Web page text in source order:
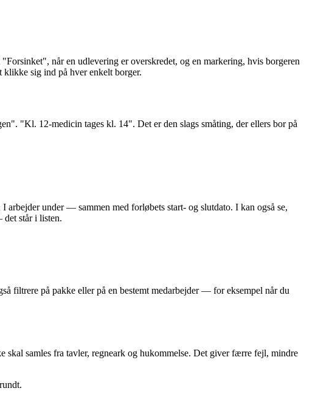
når en udlevering er overskredet, og en markering, hvis borgeren
sig ind på hver enkelt borger.
"Kl. 12-medicin tages kl. 14". Det er den slags småting, der ellers bor på
under — sammen med forløbets start- og slutdato. I kan også se,
står i listen.
filtrere på pakke eller på en bestemt medarbejder — for eksempel når du
samles fra tavler, regneark og hukommelse. Det giver færre fejl, mindre